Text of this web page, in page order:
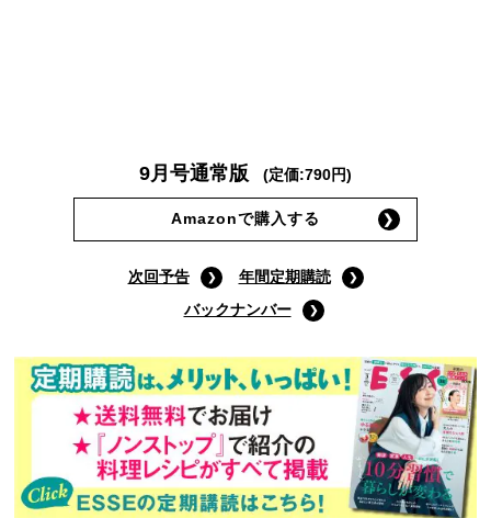
Amazonで購入する
次回予告
年間定期購読
バックナンバー